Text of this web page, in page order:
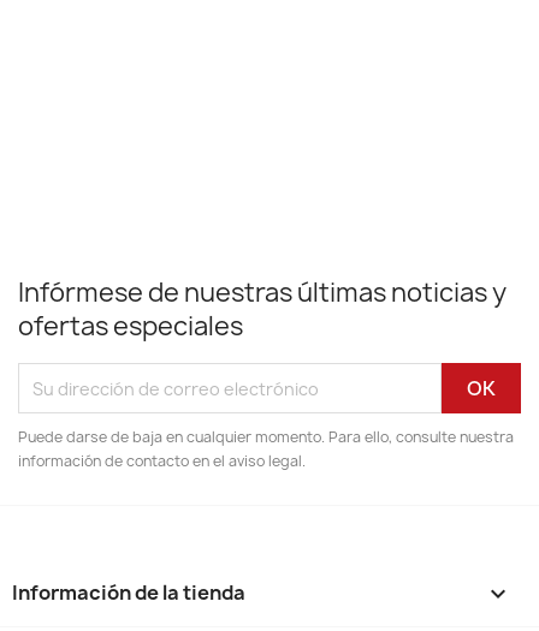
Infórmese de nuestras últimas noticias y
ofertas especiales
Puede darse de baja en cualquier momento. Para ello, consulte nuestra
información de contacto en el aviso legal.
Información de la tienda keyboard_arrow_down